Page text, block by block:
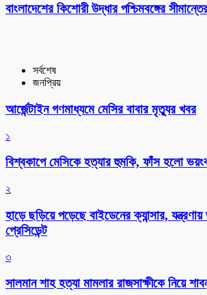
বাংলাদেশের কিশোরী উদ্ধার পশ্চিমবঙ্গের
সর্বশেষ
জনপ্রিয়
আর্জেন্টাইন গণমাধ্যমে মেসির বাবার মৃত্যুর খবর
১
বিশ্বকাপে মেসিকে হত্যার হুমকি, ফাঁস হলো
২
হাড়ে ছড়িয়ে পড়েছে বাইডেনের ক্যান্সার,
প্রেসিডেন্ট
৩
সালমান শাহ হত্যা মামলার রাজসাক্ষীকে নিয়ে